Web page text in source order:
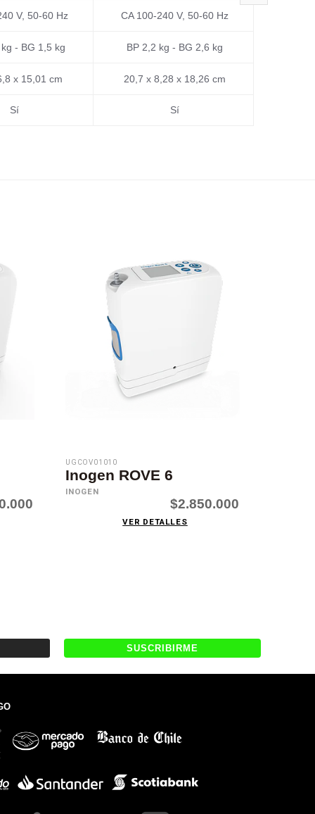
V, 50-60 Hz
- BG 1,5 kg
x 15,01 cm
Sí
CA 100-240 V, 50-60 Hz
BP 2,2 kg - BG 2,6 kg
20,7 x 8,28 x 18,26 cm
Sí
CA 100-240
UGCOV01010
Inogen ROVE 6
INOGEN
$2.850.000
VER DETALLES